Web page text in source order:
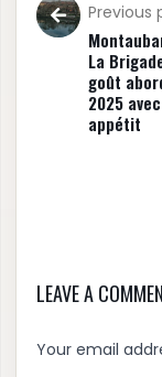
Previous
La
goût
2025 avec
appétit
LEAVE A
Your email